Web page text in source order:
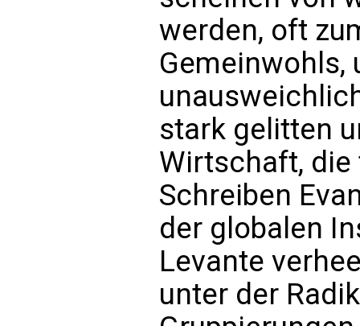
werden, oft
Gemeinwohls,
stark gelitten
Wirtschaft,
Schreiben
der globalen
Levante
unter der